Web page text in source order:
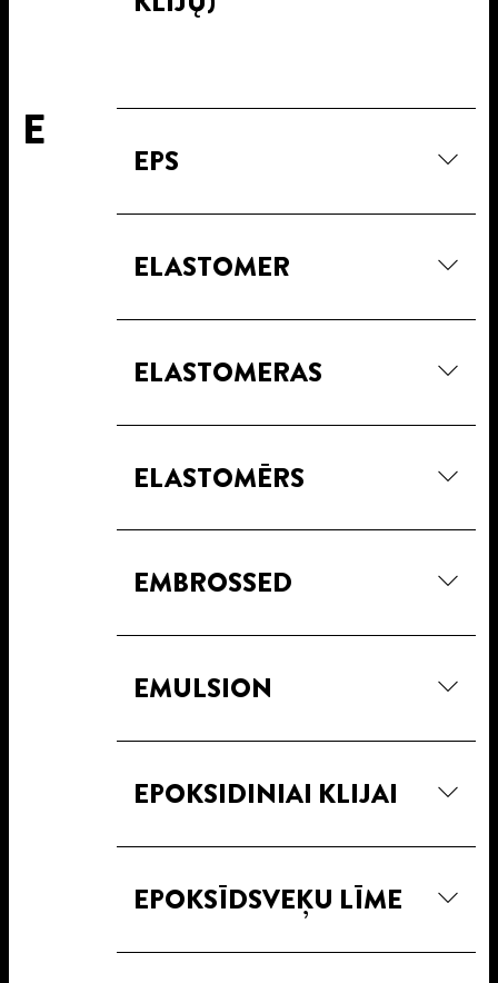
E
EPS
ELASTOMER
ELASTOMERAS
ELASTOMĒRS
EMBROSSED
EMULSION
EPOKSIDINIAI KLIJAI
EPOKSĪDSVEĶU LĪME